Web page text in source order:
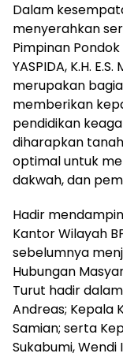
Dalam
menyerahkan
Pimpinan
YASPIDA, K.H.
merupakan
memberikan
pendidikan
diharapkan
optimal untuk
dakwah, dan
Hadir
Kantor Wilayah
sebelumnya
Hubungan
Turut hadir
Andreas; Kepala
Samian; serta
Sukabumi, Wendi